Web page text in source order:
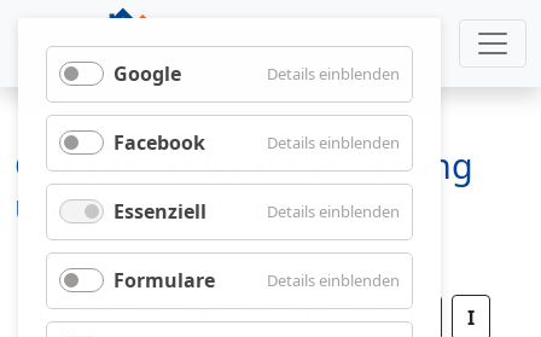
Google Details einblenden
Google
Facebook Details einblenden
Facebook
Essenziell Details einblenden
Essenziell
Formulare Details einblenden
Formulare
Glossar für Baufinanzierung
und Immobilien
A B C D E F G I